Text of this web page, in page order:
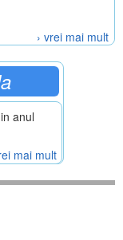
› vrei mai mult
anul
mai mult